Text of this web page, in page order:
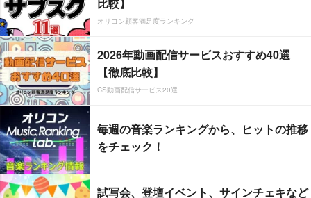
比較】
オリコン顧客満足度ランキング
2026年動画配信サービスおすすめ40選
【徹底比較】
CS動画配信サービス20選
毎週の音楽ランキングから、ヒットの推移
をチェック！
試写会、登壇イベント、サインチェキなど